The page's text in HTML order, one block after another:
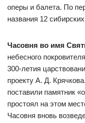
оперы и балета. По
названия 12
Часовня во имя
небесного
300-летия
проекту А. Д.
поставили памятник
простоял на этом
Часовня вновь